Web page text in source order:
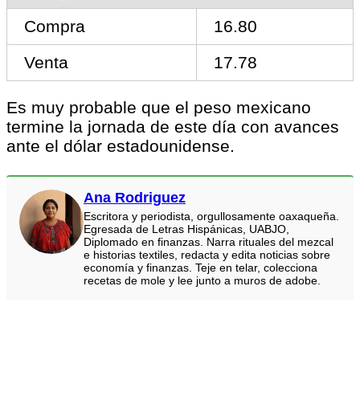
Compra
16.80
Venta
17.78
Es muy probable que el peso mexicano
termine la jornada de este día con avances
ante el dólar estadounidense.
Ana Rodriguez
Escritora y periodista, orgullosamente oaxaqueña.
Egresada de Letras Hispánicas, UABJO,
Diplomado en finanzas. Narra rituales del mezcal
e historias textiles, redacta y edita noticias sobre
economía y finanzas. Teje en telar, colecciona
recetas de mole y lee junto a muros de adobe.